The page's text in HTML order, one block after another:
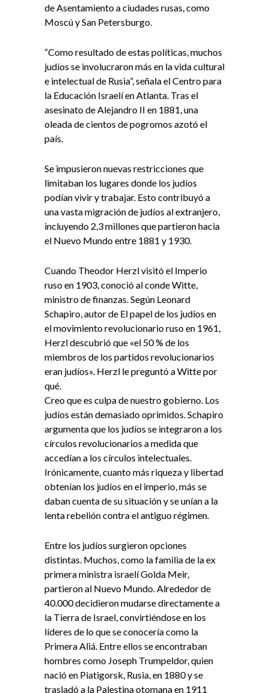
de Asentamiento a ciudades rusas, como
Moscú y San Petersburgo.
“Como resultado de estas políticas, muchos
judíos se involucraron más en la vida cultural
e intelectual de Rusia”, señala el Centro para
la Educación Israelí en Atlanta. Tras el
asesinato de Alejandro II en 1881, una
oleada de cientos de pogromos azotó el
país.
Se impusieron nuevas restricciones que
limitaban los lugares donde los judíos
podían vivir y trabajar. Esto contribuyó a
una vasta migración de judíos al extranjero,
incluyendo 2,3 millones que partieron hacia
el Nuevo Mundo entre 1881 y 1930.
Cuando Theodor Herzl visitó el Imperio
ruso en 1903, conoció al conde Witte,
ministro de finanzas. Según Leonard
Schapiro, autor de El papel de los judíos en
el movimiento revolucionario ruso en 1961,
Herzl descubrió que «el 50 % de los
miembros de los partidos revolucionarios
eran judíos». Herzl le preguntó a Witte por
qué.
Creo que es culpa de nuestro gobierno. Los
judíos están demasiado oprimidos. Schapiro
argumenta que los judíos se integraron a los
círculos revolucionarios a medida que
accedían a los círculos intelectuales.
Irónicamente, cuanto más riqueza y libertad
obtenían los judíos en el imperio, más se
daban cuenta de su situación y se unían a la
lenta rebelión contra el antiguo régimen.
Entre los judíos surgieron opciones
distintas. Muchos, como la familia de la ex
primera ministra israelí Golda Meir,
partieron al Nuevo Mundo. Alrededor de
40.000 decidieron mudarse directamente a
la Tierra de Israel, convirtiéndose en los
líderes de lo que se conocería como la
Primera Aliá. Entre ellos se encontraban
hombres como Joseph Trumpeldor, quien
nació en Piatigorsk, Rusia, en 1880 y se
trasladó a la Palestina otomana en 1911